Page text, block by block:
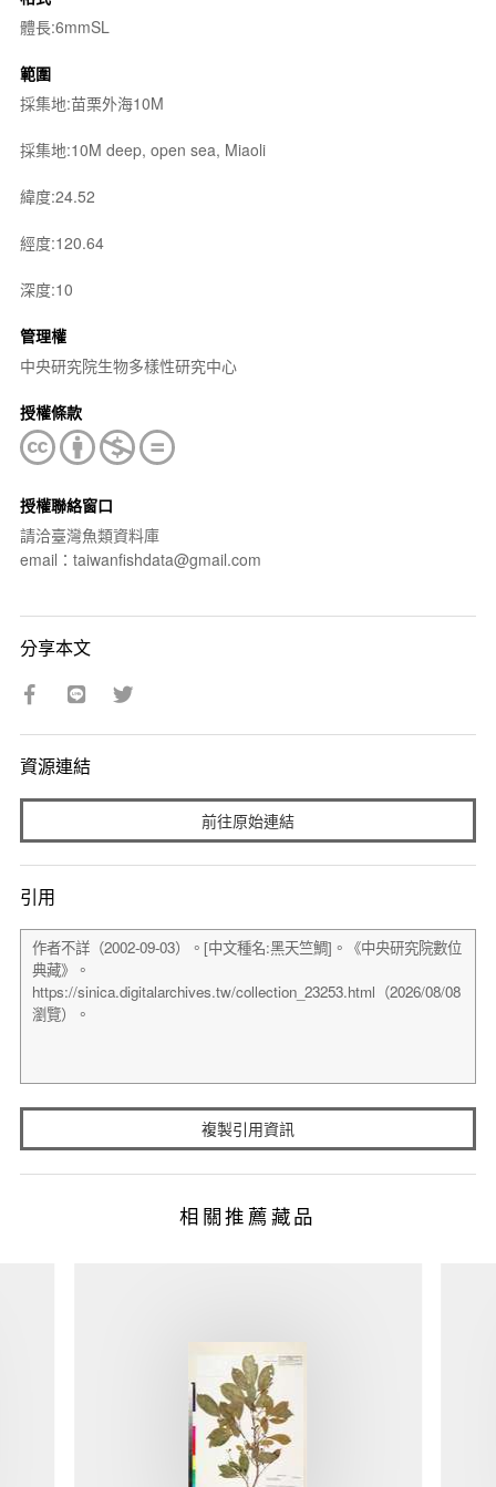
體長:6mmSL
範圍
採集地:苗栗外海10M
採集地:10M deep, open sea, Miaoli
緯度:24.52
經度:120.64
深度:10
管理權
中央研究院生物多樣性研究中心
授權條款
授權聯絡窗口
請洽臺灣魚類資料庫
email：taiwanfishdata@gmail.com
分享本文
資源連結
前往原始連結
引用
複製引用資訊
相關推薦藏品